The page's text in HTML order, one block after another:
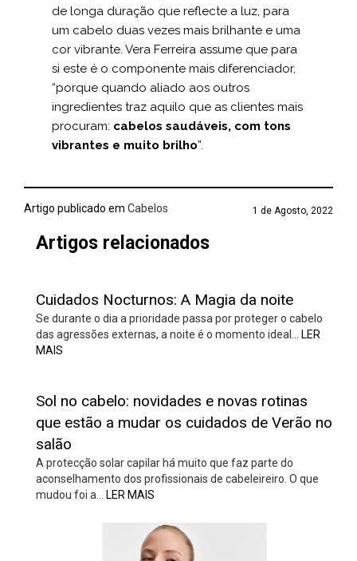
de longa duração que reflecte a luz, para
um cabelo duas vezes mais brilhante e uma
cor vibrante. Vera Ferreira assume que para
si este é o componente mais diferenciador,
“porque quando aliado aos outros
ingredientes traz aquilo que as clientes mais
procuram: cabelos saudáveis, com tons
vibrantes e muito brilho”.
Artigo publicado em Cabelos 1 de Agosto, 2022
Artigos relacionados
Cuidados Nocturnos: A Magia da noite
Se durante o dia a prioridade passa por proteger o cabelo
das agressões externas, a noite é o momento ideal…
LER
MAIS
Sol no cabelo: novidades e novas rotinas
que estão a mudar os cuidados de Verão no
salão
A protecção solar capilar há muito que faz parte do
aconselhamento dos profissionais de cabeleireiro. O que
mudou foi a…
LER MAIS